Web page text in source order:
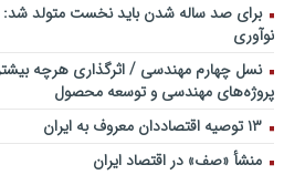
برای صد ساله شدن باید نخست متولد شد:
نوآوری
نسل چهارم مهندسی / اثرگذاری هرچه
پروژه‌های مهندسی و توسعه محصول
۱۳ توصیه اقتصاددان معروف به ایران
منشأ «صف» در اقتصاد ایران